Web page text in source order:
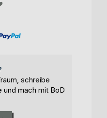
schreibe
und mach mit BoD